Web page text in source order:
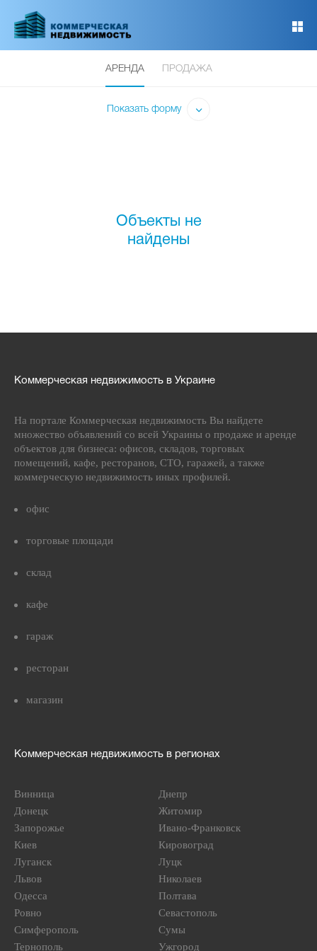
основному
АРЕНДА ПРОДАЖА
Показать форму
Объекты не
найдены
Коммерческая недвижимость в Украине
На портале Коммерческая недвижимость Вы найдете
множество объявлений со всей Украины о продаже и аренде
объектов для бизнеса: офисов, складов, торговых
помещений, кафе, ресторанов, СТО, гаражей, а также
коммерческую недвижимость иных профилей.
офис
торговые площади
склад
кафе
гараж
ресторан
магазин
Коммерческая недвижимость в регионах
Винница
Днепр
Донецк
Житомир
Запорожье
Ивано-Франковск
Киев
Кировоград
Луганск
Луцк
Львов
Николаев
Одесса
Полтава
Ровно
Севастополь
Симферополь
Сумы
Тернополь
Ужгород